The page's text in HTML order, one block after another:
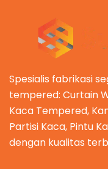
Spesialis fabrikasi
tempered: Curtain
Kaca Tempered,
Partisi Kaca, Pintu
dengan kualitas